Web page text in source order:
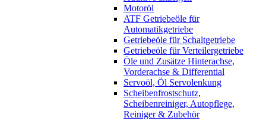
Motoröl
ATF Getriebeöle für
Automatikgetriebe
Getriebeöle für Schaltgetriebe
Getriebeöle für Verteilergetriebe
Öle und Zusätze Hinterachse,
Vorderachse & Differential
Servoöl, Öl Servolenkung
Scheibenfrostschutz,
Scheibenreiniger, Autopflege,
Reiniger & Zubehör